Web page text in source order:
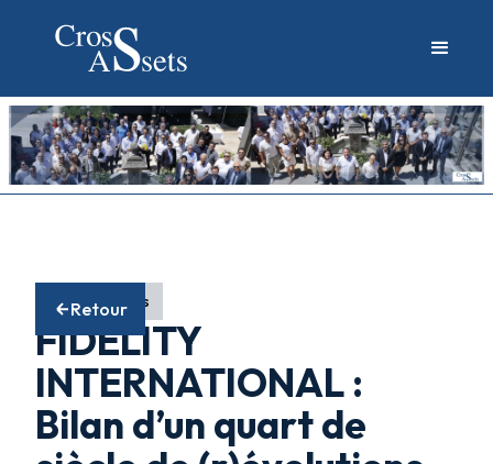
Retour
Fonds actions
FIDELITY
INTERNATIONAL :
Bilan d’un quart de